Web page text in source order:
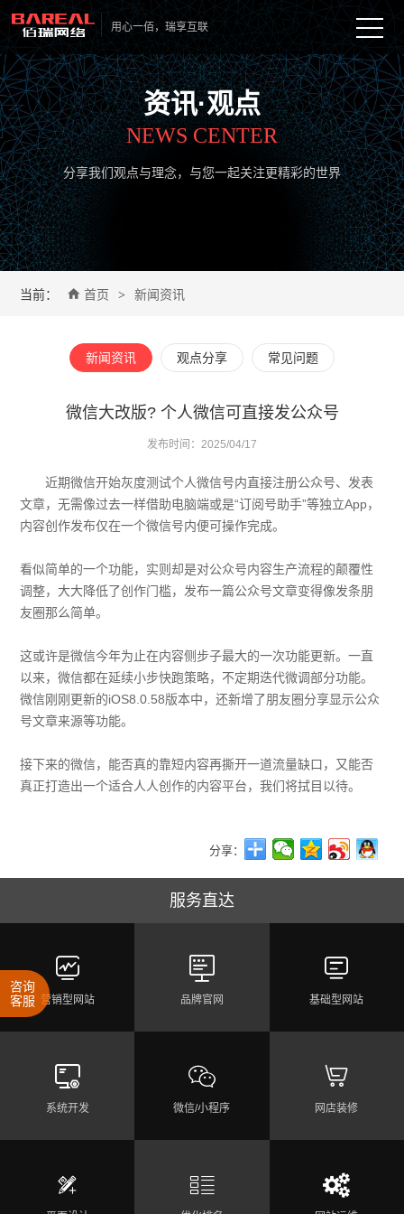
用心一佰，瑞享互联
首页
服务 
网站定制开发
微信/小程序
营销推广
配套服务
案例
观点 
新闻资讯
 观点分享
关于 
合作流程
资讯·观点
NEWS CENTER
分享我们观点与理念，与您一起关注更精彩的世界
当前：  首页 > 新闻资讯
新闻资讯 观点分享 常见问题
微信大改版? 个人微信可直接发公众号
发布时间：2025/04/17
近期微信开始灰度测试个人微信号内直接注册公众号、发表
文章，无需像过去一样借助电脑端或是“订阅号助手”等独立App，
内容创作发布仅在一个微信号内便可操作完成。
看似简单的一个功能，实则却是对公众号内容生产流程的颠覆性
调整，大大降低了创作门槛，发布一篇公众号文章变得像发条朋
友圈那么简单。
这或许是微信今年为止在内容侧步子最大的一次功能更新。一直
以来，微信都在延续小步快跑策略，不定期迭代微调部分功能。
微信刚刚更新的iOS8.0.58版本中，还新增了朋友圈分享显示公众
号文章来源等功能。
接下来的微信，能否真的靠短内容再撕开一道流量缺口，又能否
真正打造出一个适合人人创作的内容平台，我们将拭目以待。
分享：
服务直达

营销型网站

品牌官网

基础型网站

系统开发

微信/小程序

网店装修
  
咨询
客服